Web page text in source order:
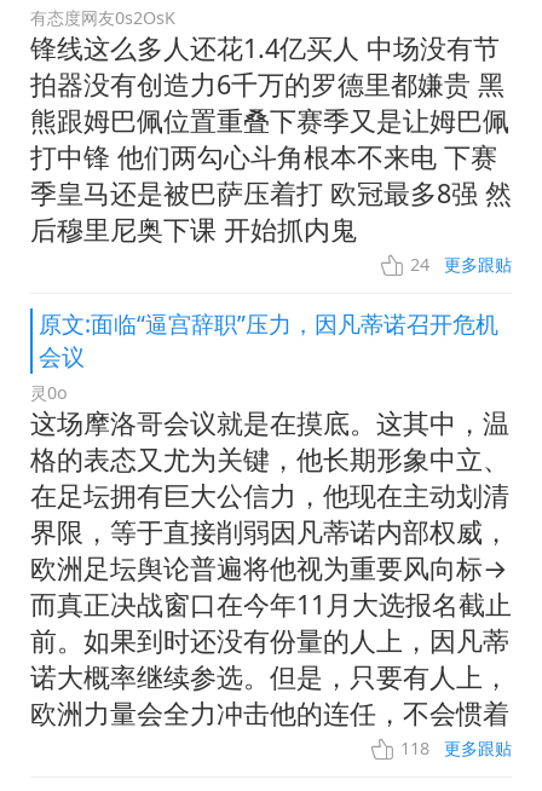
有态度网友0s2OsK
锋线这么多人还花1.4亿买人 中场没有节
拍器没有创造力6千万的罗德里都嫌贵 黑
熊跟姆巴佩位置重叠下赛季又是让姆巴佩
打中锋 他们两勾心斗角根本不来电 下赛
季皇马还是被巴萨压着打 欧冠最多8强 然
后穆里尼奥下课 开始抓内鬼
24 更多跟贴
原文:面临“逼宫辞职”压力，因凡蒂诺召开危机
会议
灵0o
这场摩洛哥会议就是在摸底。这其中，温
格的表态又尤为关键，他长期形象中立、
在足坛拥有巨大公信力，他现在主动划清
界限，等于直接削弱因凡蒂诺内部权威，
欧洲足坛舆论普遍将他视为重要风向标→
而真正决战窗口在今年11月大选报名截止
前。如果到时还没有份量的人上，因凡蒂
诺大概率继续参选。但是，只要有人上，
欧洲力量会全力冲击他的连任，不会惯着
118 更多跟贴